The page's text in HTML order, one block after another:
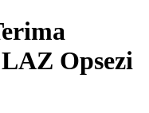
Opsezi